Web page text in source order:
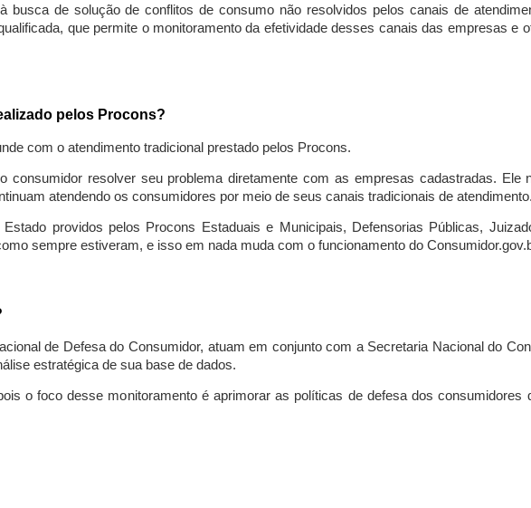
busca de solução de conflitos de consumo não resolvidos pelos canais de
que permite o monitoramento da efetividade desses canais das empresas e
pelos Procons?
com o atendimento tradicional prestado pelos Procons.
consumidor resolver seu problema diretamente com as empresas cadastradas. Ele
atendendo os consumidores por meio de seus canais tradicionais de atendimento.
providos pelos Procons Estaduais e Municipais, Defensorias Públicas,
sempre estiveram, e isso em nada muda com o funcionamento do
de Defesa do Consumidor, atuam em conjunto com a Secretaria Nacional do
estratégica de sua base de dados.
o foco desse monitoramento é aprimorar as políticas de defesa dos consumidores